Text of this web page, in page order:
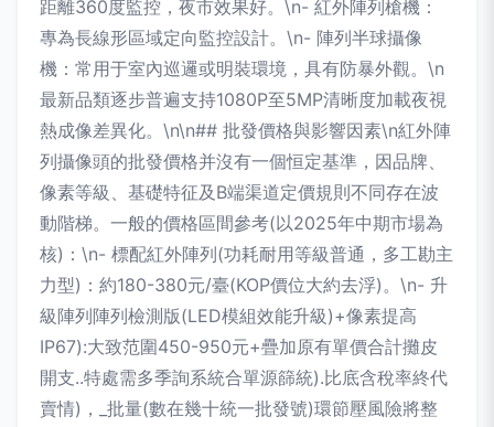
距離360度監控，夜市效果好。\n- 紅外陣列槍機：
專為長線形區域定向監控設計。\n- 陣列半球攝像
機：常用于室內巡邏或明裝環境，具有防暴外觀。\n
最新品類逐步普遍支持1080P至5MP清晰度加載夜視
熱成像差異化。\n\n## 批發價格與影響因素\n紅外陣
列攝像頭的批發價格并沒有一個恒定基準，因品牌、
像素等級、基礎特征及B端渠道定價規則不同存在波
動階梯。一般的價格區間參考(以2025年中期市場為
核)：\n- 標配紅外陣列(功耗耐用等級普通，多工勘主
力型)：約180-380元/臺(KOP價位大約去浮)。\n- 升
級陣列陣列檢測版(LED模組效能升級)+像素提高
IP67):大致范圍450-950元+疊加原有單價合計攤皮
開支..特處需多季詢系統合單源篩統).比底含稅率終代
賣情)，_批量(數在幾十統一批發號)環節壓風險將整